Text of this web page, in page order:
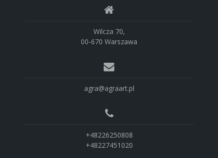
Wilcza 70,
00-670 Warszawa
agra@agraart.pl
+48226250808
+48227451020